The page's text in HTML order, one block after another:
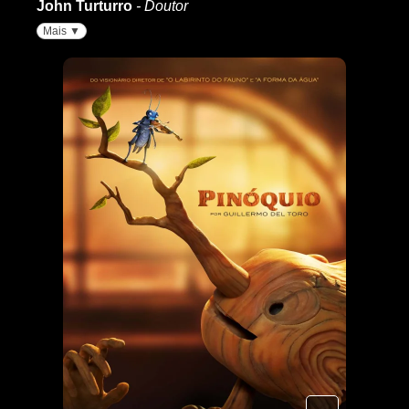
John Turturro - Doutor
Mais ▼